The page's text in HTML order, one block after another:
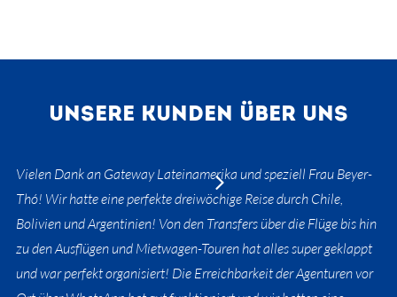
UNSERE KUNDEN ÜBER UNS
Vielen Dank an Gateway Lateinamerika und speziell Frau Beyer-
Thó! Wir hatte eine perfekte dreiwöchige Reise durch Chile,
Bolivien und Argentinien! Von den Transfers über die Flüge bis hin
zu den Ausflügen und Mietwagen-Touren hat alles super geklappt
und war perfekt organisiert! Die Erreichbarkeit der Agenturen vor